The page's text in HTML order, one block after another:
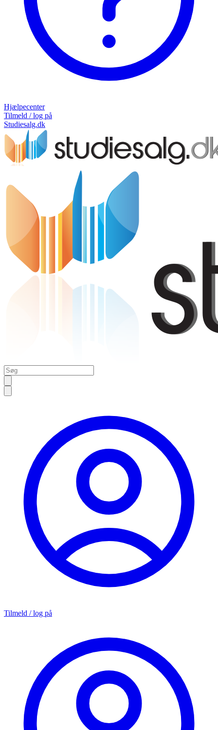
Hjælpecenter
Tilmeld / log på
Studiesalg.dk
Tilmeld / log på